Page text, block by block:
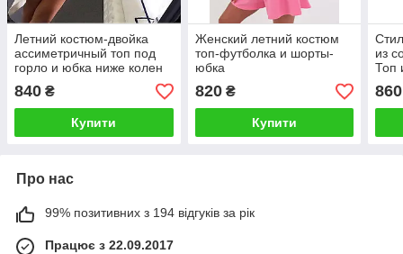
Летний костюм-двойка
ассиметричный топ под
горло и юбка ниже колен
840 ₴
Купити
Женский летний костюм
топ-футболка и шорты-
юбка
820₴
Купити
из
Топ
860
Про нас
99% позитивних з 194 відгуків за рік
Працює з 22.09.2017